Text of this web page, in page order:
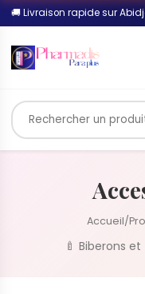
🚚 Livraison rapide sur
Accueil/
🍼 Biberons